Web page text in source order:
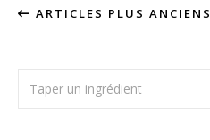
ARTICLES PLUS ANCIENS